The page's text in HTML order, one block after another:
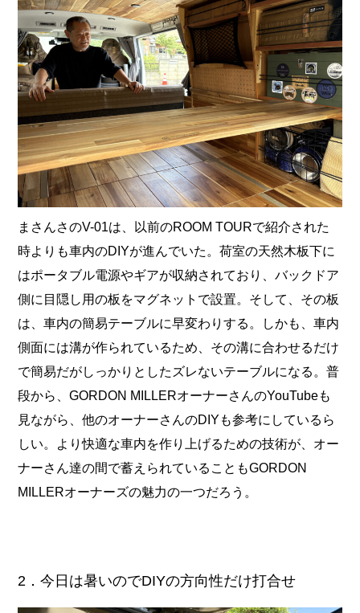
まさんさのV-01は、以前のROOM TOURで紹介された
時よりも車内のDIYが進んでいた。荷室の天然木板下に
はポータブル電源やギアが収納されており、バックドア
側に目隠し用の板をマグネットで設置。そして、その板
は、車内の簡易テーブルに早変わりする。しかも、車内
側面には溝が作られているため、その溝に合わせるだけ
で簡易だがしっかりとしたズレないテーブルになる。普
段から、GORDON MILLERオーナーさんのYouTubeも
見ながら、他のオーナーさんのDIYも参考にしているら
しい。より快適な車内を作り上げるための技術が、オー
ナーさん達の間で蓄えられていることもGORDON
MILLERオーナーズの魅力の一つだろう。
2．今日は暑いのでDIYの方向性だけ打合せ